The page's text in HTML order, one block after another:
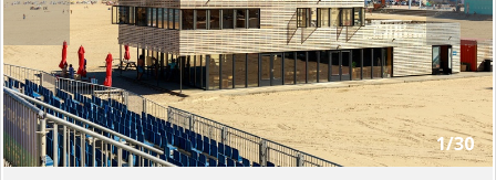
adverteren
Blog
Registreren
Login
1/30